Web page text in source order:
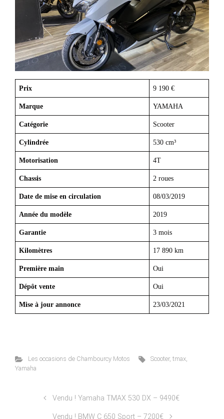
Prix 9 190 €
Marque YAMAHA
Catégorie Scooter
Cylindrée 530 cm³
Motorisation 4T
Chassis 2 roues
Date de mise en circulation 08/03/2019
Année du modèle 2019
Garantie 3 mois
Kilomètres 17 890 km
Première main Oui
Dépôt vente Oui
Mise à jour annonce 23/03/2021
Les occasions de Chambourcy Motos Scooter,tmax,
Yamaha
Vendu ! Yamaha TMAX 530 DX – 9490€
Vendu ! BMW C 650 Sport – 7200€